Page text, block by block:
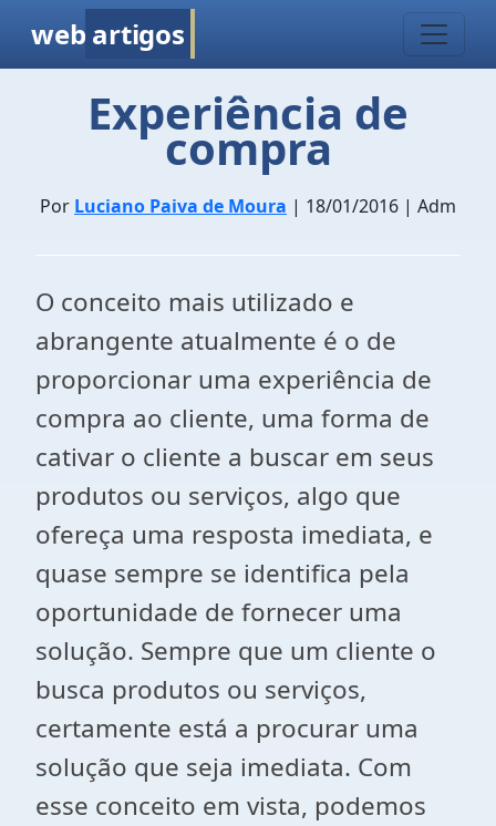
web artigos
Experiência de
compra
Por Luciano Paiva de Moura | 18/01/2016 | Adm
O conceito mais utilizado e
abrangente atualmente é o de
proporcionar uma experiência de
compra ao cliente, uma forma de
cativar o cliente a buscar em seus
produtos ou serviços, algo que
ofereça uma resposta imediata, e
quase sempre se identifica pela
oportunidade de fornecer uma
solução. Sempre que um cliente o
busca produtos ou serviços,
certamente está a procurar uma
solução que seja imediata. Com
esse conceito em vista, podemos